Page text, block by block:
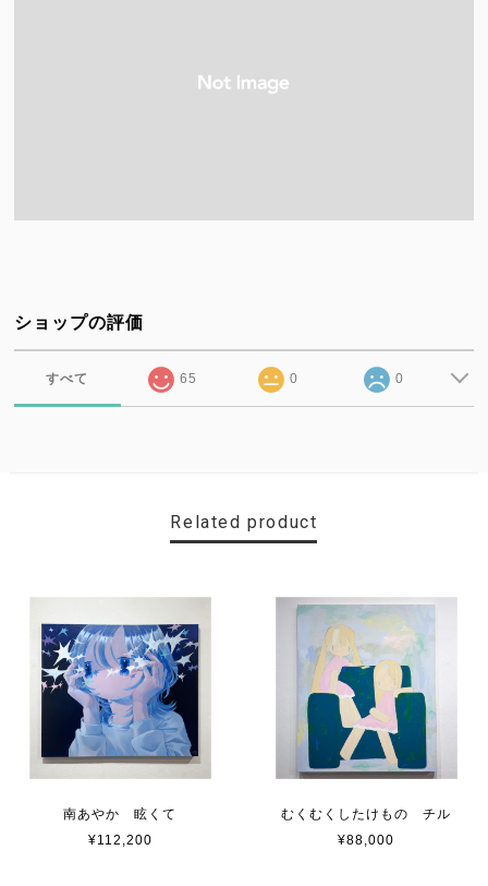
ショップの評価
すべて 65 0 0
Related product
南あやか 眩くて
¥112,200
むくむくしたけもの チル
¥88,000